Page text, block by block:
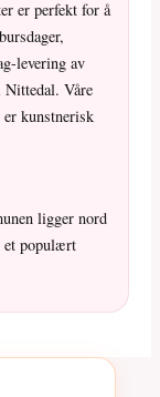
er perfekt for å
levering av
Våre
kunstnerisk
ligger nord
et populært